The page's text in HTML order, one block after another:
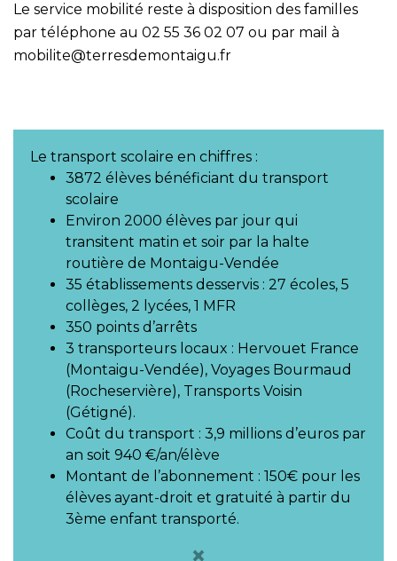
Le service mobilité reste à disposition des familles
par téléphone au 02 55 36 02 07 ou par mail à
mobilite@terresdemontaigu.fr
Le transport scolaire en chiffres :
3872 élèves bénéficiant du transport
scolaire
Environ 2000 élèves par jour qui
transitent matin et soir par la halte
routière de Montaigu-Vendée
35 établissements desservis : 27 écoles, 5
collèges, 2 lycées, 1 MFR
350 points d’arrêts
3 transporteurs locaux : Hervouet France
(Montaigu-Vendée), Voyages Bourmaud
(Rocheservière), Transports Voisin
(Gétigné).
Coût du transport : 3,9 millions d’euros par
an soit 940 €/an/élève
Montant de l’abonnement : 150€ pour les
élèves ayant-droit et gratuité à partir du
3ème enfant transporté.